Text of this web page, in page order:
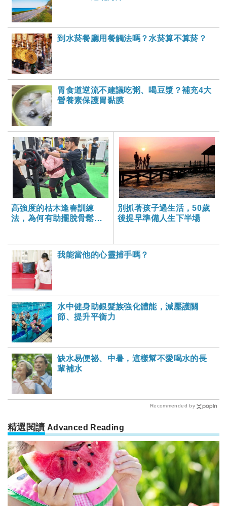
到水菸餐廳用餐觸法嗎？水菸算不算菸？
胃食道逆流不建議吃粥、喝豆漿？補充4大
營養素保護胃黏膜
高強度的枯木逢春訓練
法，為何有助擺脫骨鬆、
別抓著孩子過生活，50歲
後提早準備人生下半場
我能當他的心靈捕手嗎？
水中健身助銀髮族強化體能，減壓護關
節、提升平衡力
缺水易便祕、中暑，這樣幫不愛喝水的長
輩補水
Recommended by
精選閱讀 Advanced Reading